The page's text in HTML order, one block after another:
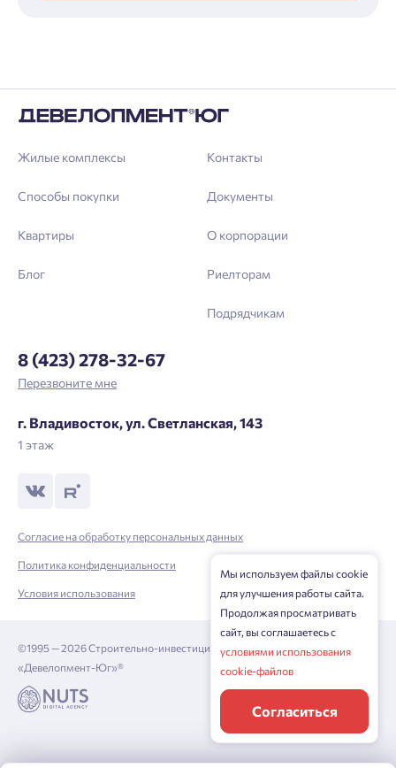
Жилые комплексы
Способы покупки
Квартиры
Блог
Контакты
Документы
О корпорации
Риелторам
Подрядчикам
8 (423) 278-32-67
Перезвоните мне
г. Владивосток, ул. Светланская, 143
1 этаж
Согласие на обработку персональных данных
Политика конфиденциальности
Условия использования
©1995 — 2026 Строительно-инвестиционная корпорация
«Девелопмент-Юг»®
Мы используем файлы cookie
для улучшения работы сайта.
Продолжая просматривать
сайт, вы соглашаетесь с
условиями использования
cookie-файлов
Согласиться